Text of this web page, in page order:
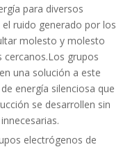
para diversos
ruido generado por los
molesto y molesto
grupos
una solución a este
energía silenciosa que
se desarrollen sin
electrógenos de